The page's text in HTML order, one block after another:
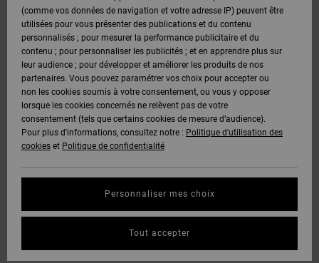
(comme vos données de navigation et votre adresse IP) peuvent être
utilisées pour vous présenter des publications et du contenu
personnalisés ; pour mesurer la performance publicitaire et du
contenu ; pour personnaliser les publicités ; et en apprendre plus sur
leur audience ; pour développer et améliorer les produits de nos
partenaires. Vous pouvez paramétrer vos choix pour accepter ou
non les cookies soumis à votre consentement, ou vous y opposer
lorsque les cookies concernés ne relèvent pas de votre
consentement (tels que certains cookies de mesure d’audience).
Pour plus d'informations, consultez notre : Politique d'utilisation des
cookies et Politique de confidentialité
Personnaliser mes choix
Tout accepter